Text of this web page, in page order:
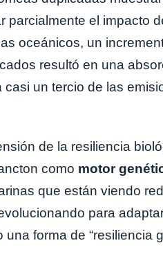
el impacto
oceánicos, un
resultó en una
un tercio de las
de la resiliencia
como motor
que están viendo
para
forma de “resiliencia